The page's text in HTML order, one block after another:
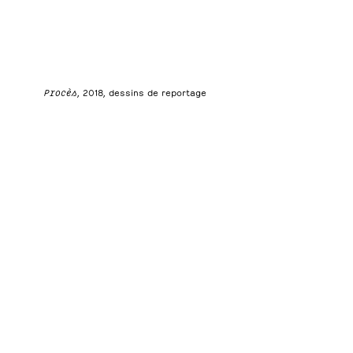
Procès, 2018, dessins de reportage